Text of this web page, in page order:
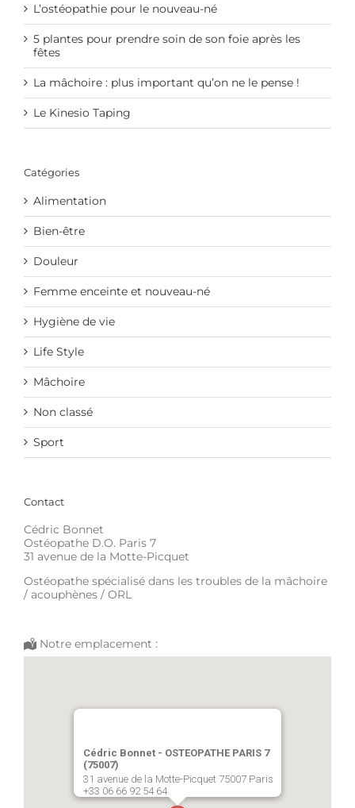
L’ostéopathie pour le nouveau-né
5 plantes pour prendre soin de son foie après les
fêtes
La mâchoire : plus important qu’on ne le pense !
Le Kinesio Taping
Catégories
Alimentation
Bien-être
Douleur
Femme enceinte et nouveau-né
Hygiène de vie
Life Style
Mâchoire
Non classé
Sport
Contact
Cédric Bonnet
Ostéopathe D.O. Paris 7
31 avenue de la Motte-Picquet
Ostéopathe spécialisé dans les troubles de la mâchoire
/ acouphènes / ORL
Notre emplacement :
Cédric Bonnet - OSTEOPATHE PARIS 7
(75007)
31 avenue de la Motte-Picquet 75007 Paris
+33 06 66 92 54 64